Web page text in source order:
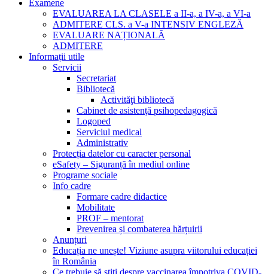
Examene
EVALUAREA LA CLASELE a II-a, a IV-a, a VI-a
ADMITERE CLS. a V-a INTENSIV ENGLEZĂ
EVALUARE NAȚIONALĂ
ADMITERE
Informații utile
Servicii
Secretariat
Bibliotecă
Activităţi bibliotecă
Cabinet de asistenţă psihopedagogică
Logoped
Serviciul medical
Administrativ
Protecția datelor cu caracter personal
eSafety – Siguranță în mediul online
Programe sociale
Info cadre
Formare cadre didactice
Mobilitate
PROF – mentorat
Prevenirea și combaterea hărțuirii
Anunțuri
Educația ne unește! Viziune asupra viitorului educației
în România
Ce trebuie să știți despre vaccinarea împotriva COVID-